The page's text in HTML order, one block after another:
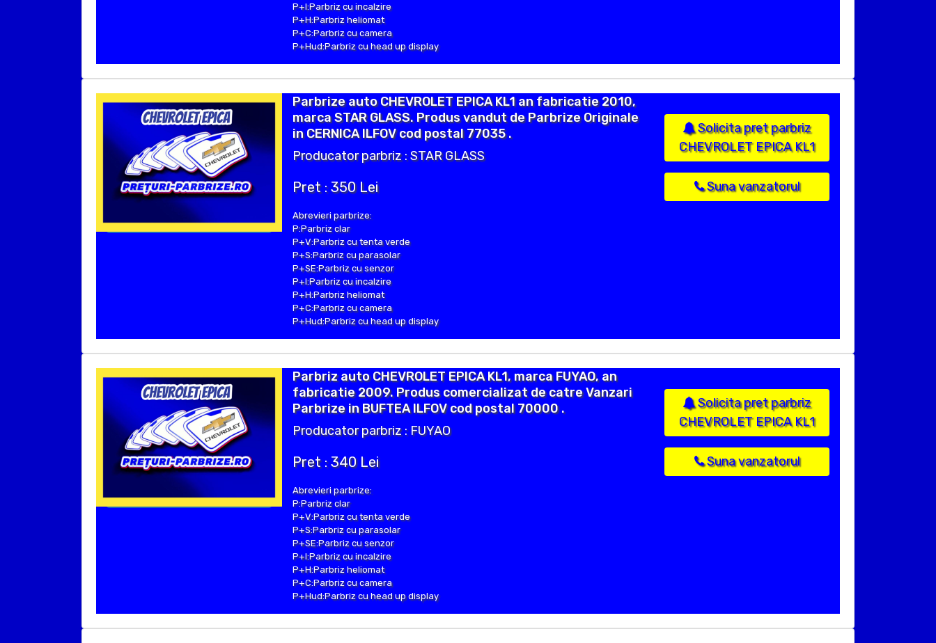
P+I:Parbriz cu incalzire
P+H:Parbriz heliomat
P+C:Parbriz cu camera
P+Hud:Parbriz cu head up display
Parbrize auto CHEVROLET EPICA KL1 an fabricatie 2010,
marca STAR GLASS. Produs vandut de Parbrize Originale
in CERNICA ILFOV cod postal 77035 .
Producator parbriz : STAR GLASS
Pret : 350 Lei
Abrevieri parbrize:
P:Parbriz clar
P+V:Parbriz cu tenta verde
P+S:Parbriz cu parasolar
P+SE:Parbriz cu senzor
P+I:Parbriz cu incalzire
P+H:Parbriz heliomat
P+C:Parbriz cu camera
P+Hud:Parbriz cu head up display
Solicita pret parbriz
CHEVROLET EPICA KL1
Suna vanzatorul
Parbriz auto CHEVROLET EPICA KL1, marca FUYAO, an
fabricatie 2009. Produs comercializat de catre Vanzari
Parbrize in BUFTEA ILFOV cod postal 70000 .
Producator parbriz : FUYAO
Pret : 340 Lei
Abrevieri parbrize:
P:Parbriz clar
P+V:Parbriz cu tenta verde
P+S:Parbriz cu parasolar
P+SE:Parbriz cu senzor
P+I:Parbriz cu incalzire
P+H:Parbriz heliomat
P+C:Parbriz cu camera
P+Hud:Parbriz cu head up display
Solicita pret parbriz
CHEVROLET EPICA KL1
Suna vanzatorul